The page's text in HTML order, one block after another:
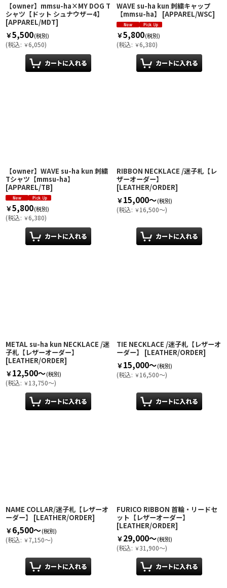
【owner】mmsu-ha×MY DOG T
シャツ【ドット シュナウザー4】
[APPAREL/MDT]
￥5,500(税別)
(税込: ￥6,050)
WAVE su-ha kun 刺繍キャップ
【mmsu-ha】
[APPAREL/WSC]
￥5,800(税別)
(税込: ￥6,380)
【owner】WAVE su-ha kun 刺繍
Tシャツ【mmsu-ha】
[APPAREL/TB]
￥5,800(税別)
(税込: ￥6,380)
RIBBON NECKLACE /迷子札【レ
ザーオーダー】
[LEATHER/ORDER]
￥15,000～(税別)
(税込: ￥16,500～)
METAL su-ha kun NECKLACE /迷
子札【レザーオーダー】
[LEATHER/ORDER]
￥12,500～(税別)
(税込: ￥13,750～)
TIE NECKLACE /迷子札【レザーオ
ーダー】
[LEATHER/ORDER]
￥15,000～(税別)
(税込: ￥16,500～)
NAME COLLAR/迷子札【レザーオ
ーダー】
[LEATHER/ORDER]
￥6,500～(税別)
(税込: ￥7,150～)
FURICO RIBBON 首輪・リードセ
ット【レザーオーダー】
[LEATHER/ORDER]
￥29,000～(税別)
(税込: ￥31,900～)